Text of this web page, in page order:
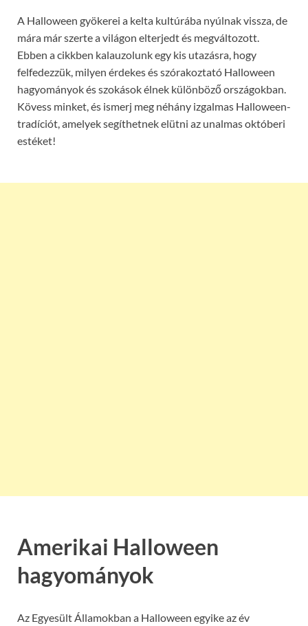
A Halloween gyökerei a kelta kultúrába nyúlnak vissza, de
mára már szerte a világon elterjedt és megváltozott.
Ebben a cikkben kalauzolunk egy kis utazásra, hogy
felfedezzük, milyen érdekes és szórakoztató Halloween
hagyományok és szokások élnek különböző országokban.
Kövess minket, és ismerj meg néhány izgalmas Halloween-
tradíciót, amelyek segíthetnek elütni az unalmas októberi
estéket!
Amerikai Halloween
hagyományok
Az Egyesült Államokban a Halloween egyike az év